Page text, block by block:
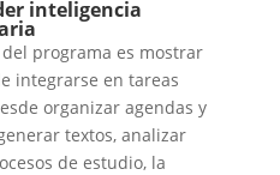
inteligencia
programa es mostrar
integrarse en tareas
organizar agendas y
textos, analizar
de estudio, la